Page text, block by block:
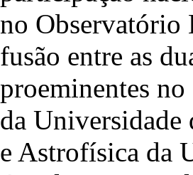
no Observatório
fusão entre as
proeminentes
da
e Astrofísica da